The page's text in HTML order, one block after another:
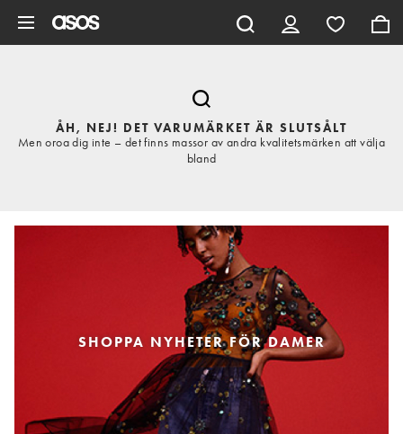
ÅH, NEJ! DET VARUMÄRKET ÄR SLUTSÅLT
Men oroa dig inte – det finns massor av andra kvalitetsmärken att välja
bland
SHOPPA NYHETER FÖR DAMER